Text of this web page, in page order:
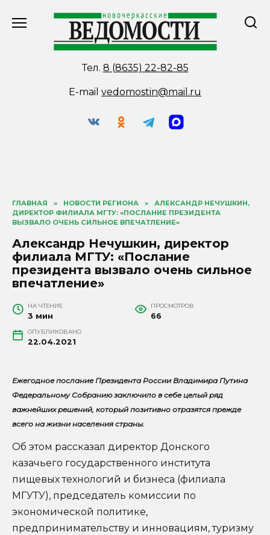
Тел. 8 (8635) 22-82-85
E-mail vedomostin@mail.ru
ГЛАВНАЯ » НОВОСТИ РЕГИОНА »
АЛЕКСАНДР НЕЧУШКИН,
ДИРЕКТОР ФИЛИАЛА МГТУ: «ПОСЛАНИЕ ПРЕЗИДЕНТА
ВЫЗВАЛО ОЧЕНЬ СИЛЬНОЕ ВПЕЧАТЛЕНИЕ»
Александр Нечушкин, директор
филиала МГТУ: «Послание
президента вызвало очень сильное
впечатление»
НА ЧТЕНИЕ
3 мин
ПРОСМОТРОВ
66
ОПУБЛИКОВАНО
22.04.2021
Ежегодное послание Президента России Владимира Путина
Федеральному Собранию заключило в себе целый ряд
важнейших решений, который позитивно отразятся прежде
всего на жизни населения страны.
Об этом рассказал директор Донского
казачьего государственного института
пищевых технологий и бизнеса (филиала
МГУТУ), председатель комиссии по
экономической политике,
предпринимательству и инновациям, туризму